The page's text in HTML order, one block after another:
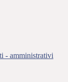
- amministrativi